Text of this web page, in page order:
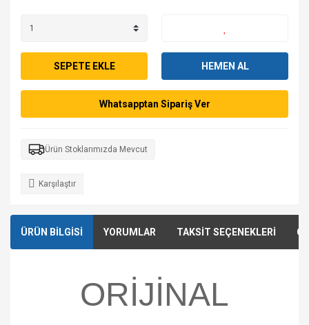
SEPETE EKLE HEMEN AL
Whatsapptan Sipariş Ver
Ürün Stoklarımızda Mevcut
Karşılaştır
ÜRÜN BİLGİSİ YORUMLAR TAKSİT SEÇENEKLERİ
ORİJİNAL